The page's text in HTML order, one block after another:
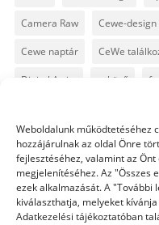
Weboldalunk működtetéséhez
hozzájárulnak az oldal Önre
fejlesztéséhez, valamint az
megjelenítéséhez. Az "Összes
ezek alkalmazását. A "További
kiválaszthatja, melyeket
Adatkezelési tájékoztatóban
Camera Raw Cewe-design
Cewe naptár CeWe
Digital Artist esküvő
Levin Lightroom
Photoshop Photoshop
Photoshop tippek
PS pluginok Quickpage